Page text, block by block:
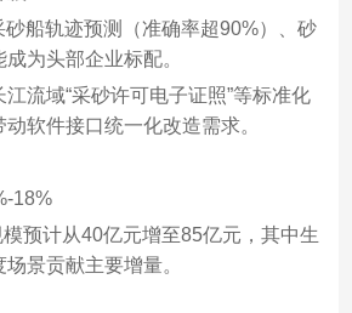
船轨迹预测（准确率超90%）、砂
为头部企业标配‌。
流域“采砂许可电子证照”等标准化
软件接口统一化改造需求‌。
18%‌
预计从‌40亿元‌增至‌85亿元‌，其中生
景贡献主要增量‌。